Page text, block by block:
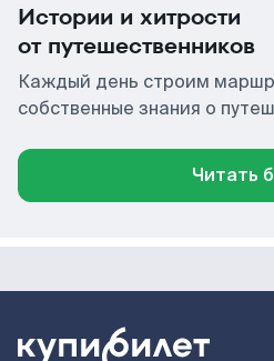
Истории и хитрости
от путешественников
Каждый день строим
собственные знания о
Читать